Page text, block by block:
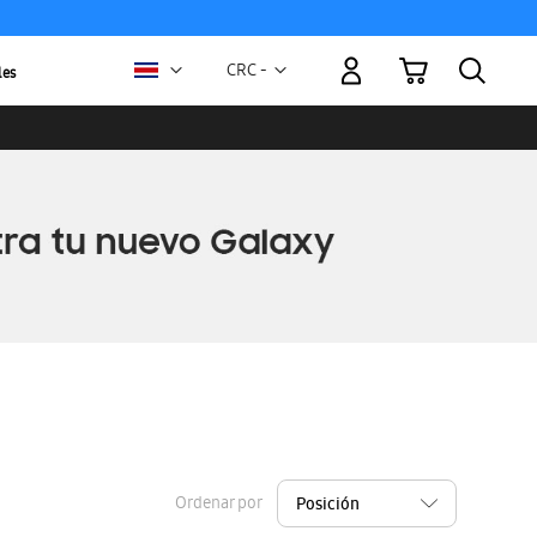
Moneda
CRC -
Mi carrito
Ordenar por